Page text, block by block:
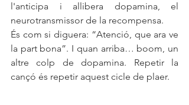
l'anticipa i allibera dopamina, el
neurotransmissor de la recompensa.
És com si diguera: “Atenció, que ara ve
la part bona”. I quan arriba… boom, un
altre colp de dopamina. Repetir la
cançó és repetir aquest cicle de plaer.